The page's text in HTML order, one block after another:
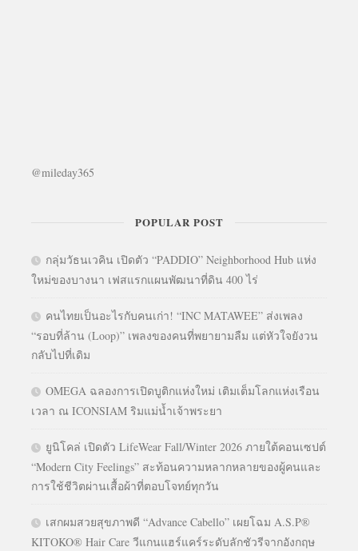
@mileday365
POPULAR POST
กลุ่มวัธนเวคิน เปิดตัว “PADDIO” Neighborhood Hub แห่ง
ใหม่ของบางนา เฟสแรกแผนพัฒนาที่ดิน 400 ไร่
คนไทยเป็นอะไรกับคนเก่า! “INC MATAWEE” ส่งเพลง
“รอบที่ล้าน (Loop)” เพลงของคนที่พยายามลืม แต่หัวใจยังวน
กลับไปที่เดิม
OMEGA ฉลองการเปิดบูติกแห่งใหม่ เติมเต็มโลกแห่งเรือน
เวลา ณ ICONSIAM ริมแม่น้ำเจ้าพระยา
ยูนิโคล่ เปิดตัว LifeWear Fall/Winter 2026 ภายใต้คอนเซปต์
“Modern City Feelings” สะท้อนความหลากหลายของผู้คนและ
การใช้ชีวิตผ่านเสื้อผ้าที่ตอบโจทย์ทุกวัน
เสกผมสวยสุขภาพดี “Advance Cabello” เผยโฉม A.S.P®
KITOKO® Hair Care วีแกนแฮร์แคร์ระดับลักชัวรีจากอังกฤษ